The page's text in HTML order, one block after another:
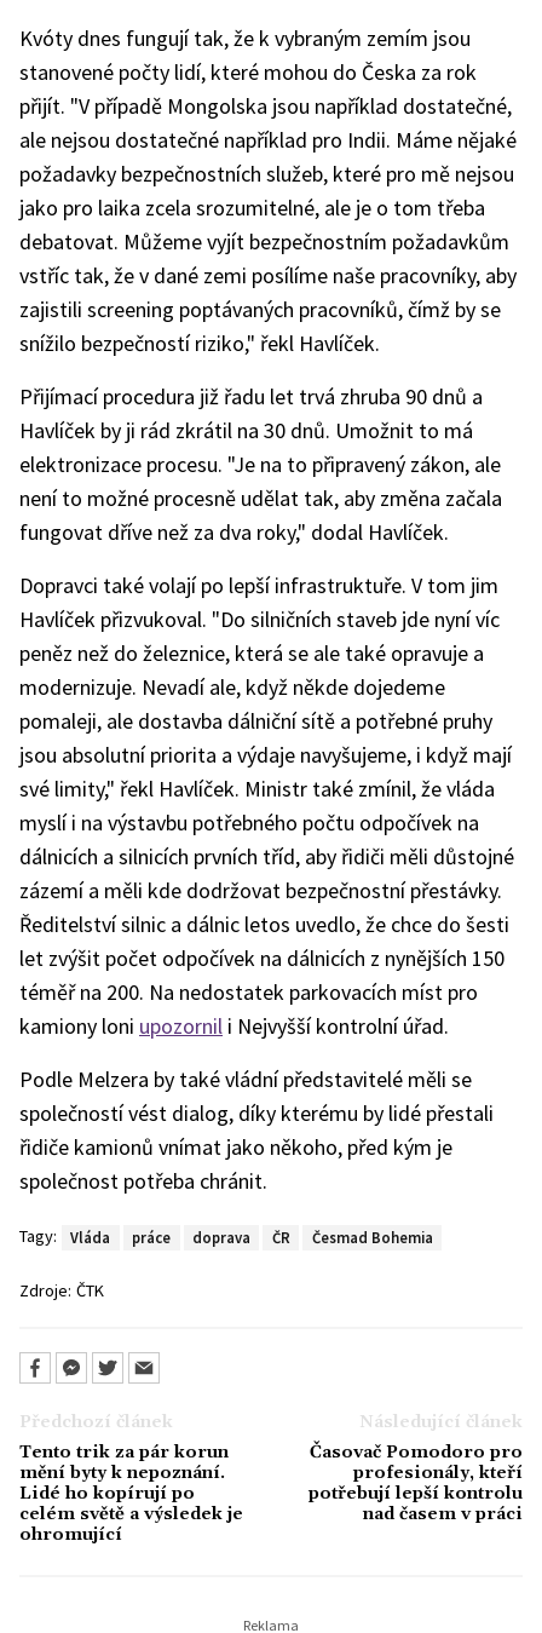
Kvóty dnes fungují tak, že k vybraným zemím jsou
stanovené počty lidí, které mohou do Česka za rok
přijít. "V případě Mongolska jsou například dostatečné,
ale nejsou dostatečné například pro Indii. Máme nějaké
požadavky bezpečnostních služeb, které pro mě nejsou
jako pro laika zcela srozumitelné, ale je o tom třeba
debatovat. Můžeme vyjít bezpečnostním požadavkům
vstříc tak, že v dané zemi posílíme naše pracovníky, aby
zajistili screening poptávaných pracovníků, čímž by se
snížilo bezpečností riziko," řekl Havlíček.
Přijímací procedura již řadu let trvá zhruba 90 dnů a
Havlíček by ji rád zkrátil na 30 dnů. Umožnit to má
elektronizace procesu. "Je na to připravený zákon, ale
není to možné procesně udělat tak, aby změna začala
fungovat dříve než za dva roky," dodal Havlíček.
Dopravci také volají po lepší infrastruktuře. V tom jim
Havlíček přizvukoval. "Do silničních staveb jde nyní víc
peněz než do železnice, která se ale také opravuje a
modernizuje. Nevadí ale, když někde dojedeme
pomaleji, ale dostavba dálniční sítě a potřebné pruhy
jsou absolutní priorita a výdaje navyšujeme, i když mají
své limity," řekl Havlíček. Ministr také zmínil, že vláda
myslí i na výstavbu potřebného počtu odpočívek na
dálnicích a silnicích prvních tříd, aby řidiči měli důstojné
zázemí a měli kde dodržovat bezpečnostní přestávky.
Ředitelství silnic a dálnic letos uvedlo, že chce do šesti
let zvýšit počet odpočívek na dálnicích z nynějších 150
téměř na 200. Na nedostatek parkovacích míst pro
kamiony loni upozornil i Nejvyšší kontrolní úřad.
Podle Melzera by také vládní představitelé měli se
společností vést dialog, díky kterému by lidé přestali
řidiče kamionů vnímat jako někoho, před kým je
společnost potřeba chránit.
Tagy: Vláda práce doprava ČR Česmad Bohemia
Zdroje: ČTK
Předchozí článek
Tento trik za pár korun
mění byty k nepoznání.
Lidé ho kopírují po
celém světě a výsledek je
ohromující
Následující článek
Časovač Pomodoro pro
profesionály, kteří
potřebují lepší kontrolu
nad časem v práci